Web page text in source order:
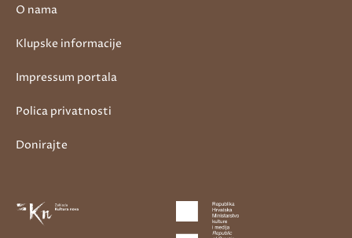
O nama
Klupske informacije
Impressum portala
Polica privatnosti
Donirajte